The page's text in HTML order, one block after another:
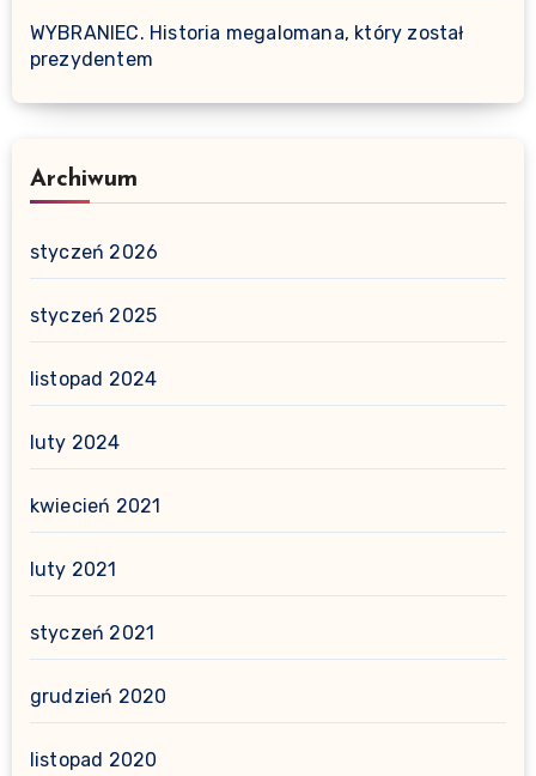
WYBRANIEC. Historia megalomana, który został
prezydentem
Archiwum
styczeń 2026
styczeń 2025
listopad 2024
luty 2024
kwiecień 2021
luty 2021
styczeń 2021
grudzień 2020
listopad 2020